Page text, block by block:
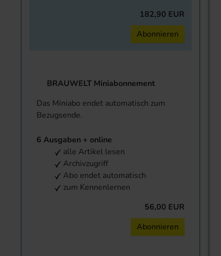
182,90 EUR
Abonnieren
BRAUWELT Miniabonnement
Das Miniabo endet automatisch zum
Bezugsende.
6 Ausgaben + online
alle Artikel lesen
Archivzugriff
Abo endet automatisch
zum Kennenlernen
56,00 EUR
Abonnieren